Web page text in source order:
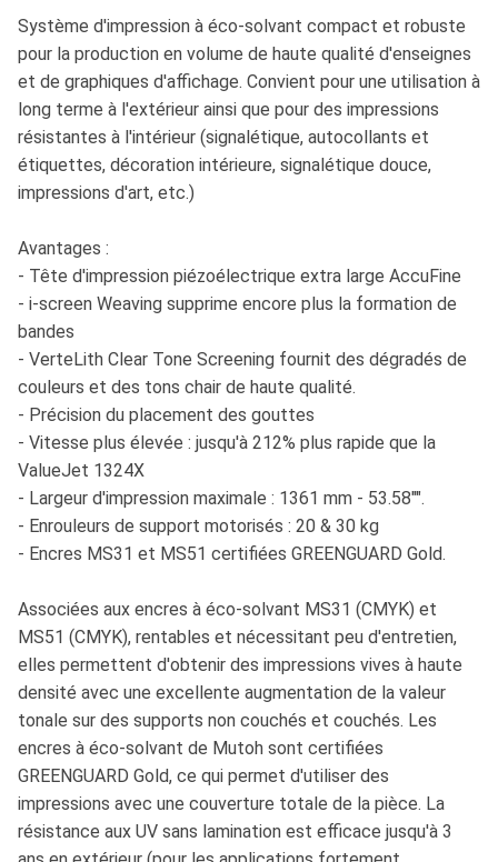
Système d'impression à éco-solvant compact et robuste
pour la production en volume de haute qualité d'enseignes
et de graphiques d'affichage. Convient pour une utilisation à
long terme à l'extérieur ainsi que pour des impressions
résistantes à l'intérieur (signalétique, autocollants et
étiquettes, décoration intérieure, signalétique douce,
impressions d'art, etc.)
Avantages :
- Tête d'impression piézoélectrique extra large AccuFine
- i-screen Weaving supprime encore plus la formation de
bandes
- VerteLith Clear Tone Screening fournit des dégradés de
couleurs et des tons chair de haute qualité.
- Précision du placement des gouttes
- Vitesse plus élevée : jusqu'à 212% plus rapide que la
ValueJet 1324X
- Largeur d'impression maximale : 1361 mm - 53.58"".
- Enrouleurs de support motorisés : 20 & 30 kg
- Encres MS31 et MS51 certifiées GREENGUARD Gold.
Associées aux encres à éco-solvant MS31 (CMYK) et
MS51 (CMYK), rentables et nécessitant peu d'entretien,
elles permettent d'obtenir des impressions vives à haute
densité avec une excellente augmentation de la valeur
tonale sur des supports non couchés et couchés. Les
encres à éco-solvant de Mutoh sont certifiées
GREENGUARD Gold, ce qui permet d'utiliser des
impressions avec une couverture totale de la pièce. La
résistance aux UV sans lamination est efficace jusqu'à 3